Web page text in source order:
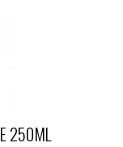
250ML